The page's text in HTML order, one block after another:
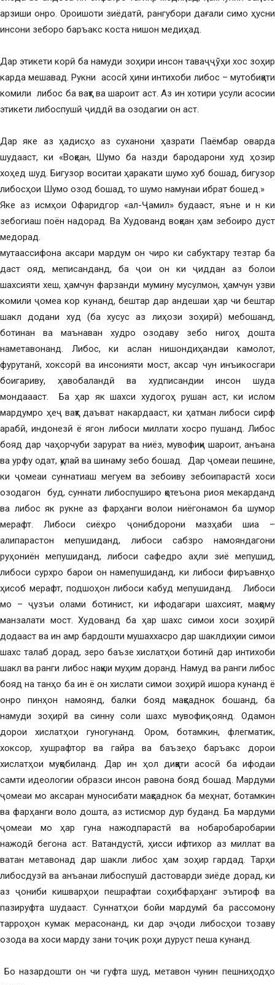
арзиши онро. Ороишоти зиёдатӣ, рангубори дағали симо ҳусни
инсони зеборо баръакс коста нишон медиҳад.
Дар этикети корӣ ба намуди зоҳири инсон таваҷҷўҳи хос зоҳир
карда мешавад. Рукни асосӣ ҳини интихоби либос – мутобиқати
комили либос ба вақт ва шароит аст. Аз ин хотири усули асосии
этикети либоспушӣ ҷиддӣ ва озодагии он аст.
Дар яке аз ҳадисҳо аз суханони ҳазрати Паёмбар оварда
шудааст, ки «Воқеан, Шумо ба назди бародарони худ ҳозир
хоҳед шуд. Бигузор воситаи ҳаракати шумо хуб бошад, бигузор
либосҳои Шумо озод бошад, то шумо намунаи ибрат бошед.»
Яке аз исмҳои Офаридгор «ал-Ҷамил» будааст, яъне и н ки
зебогиаш поён надорад. Ва Худованд воқеан ҳам зебоиро дуст
медорад.
мутаассифона аксари мардум он чиро ки сабуктару тезтар ба
даст ояд, меписанданд, ба ҷои он ки ҷиддан аз болои
шахсияти хеш, ҳамчун фарзанди мумину мусулмон, ҳамчун узви
комили ҷомеа кор кунанд, бештар дар андешаи ҳар чи бештар
шакл додани худ (ба хусус аз лиҳози зоҳирӣ) мебошанд,
ботинан ва маънаван худро озодаву зебо нигоҳ дошта
наметавонанд. Либос, ки аслан нишондиҳандаи камолот,
фурутанӣ, хоксорӣ ва инсонияти мост, аксар чун инъикосгари
боигариву, ҳавобаландӣ ва худписандии инсон шуда
мондаааст. Ба ҳар як шахси худогоҳ рушан аст, ки ислом
мардумро ҳеҷ вақт даъват накардааст, ки ҳатман либоси сирф
арабӣ, индонезӣ ё ягон либоси миллати хосро пушанд. Либос
бояд дар чаҳорчуби зарурат ва ниёз, мувофиқи шароит, анъана
ва урфу одат, қулай ва шинаму зебо бошад. Дар ҷомеаи пешине,
ки ҷомеаи суннатиаш мегуем ва зебоиву зебоипарастӣ хоси
озодагон буд, суннати либоспуширо қотеъона риоя мекарданд
ва либос як рукне аз фарҳанги волои ниёгонамон ба шумор
мерафт. Либоси сиёҳро ҷонибдорони мазҳаби шиа –
алипарастон мепушиданд, либоси сабзро намояндагони
руҳониён мепушиданд, либоси сафедро аҳли зиё мепушид,
либоси сурхро барои он намепушиданд, ки либоси фиръавнҳо
ҳисоб мерафт, подшоҳон либоси кабуд мепушиданд. Либоси
мо – ҷузъи олами ботинист, ки ифодагари шахсият, мақому
манзалати мост. Худованд ба ҳар шахс симои хоси зоҳирӣ
додааст ва ин амр бардошти мушаххасро дар шаклдиҳии симои
шахс талаб дорад, зеро баъзе хислатҳои ботинӣ дар интихоби
шакл ва ранги либос нақши муҳим доранд. Намуд ва ранги либос
бояд на танҳо ба ин ё он хислати симои зоҳирӣ ишора кунанд ё
онро пинҳон намоянд, балки бояд мақсаднок бошанд, ба
намуди зоҳирӣ ва синну соли шахс мувофиқ оянд. Одамон
дорои хислатҳои гуногунанд. Ором, ботамкин, флегматик,
хоксор, хушрафтор ва гайра ва баъзеҳо баръакс дорои
хислатҳои муқобиланд. Дар ин ҳол диққати асосӣ ба ифодаи
самти идеологии образси инсон равона бояд бошад. Мардуми
ҷомеаи мо аксаран муносибати мақсаднок ба меҳнат, ботамкин
ва фарҳанги воло дошта, аз истисмор дур буданд. Ба мардуми
ҷомеаи мо ҳар гуна нажодпарастӣ ва нобаробаробарии
нажодӣ бегона аст. Ватандустӣ, ҳисси ифтихор аз миллат ва
ватан метавонад дар шакли либос ҳам зоҳир гардад. Тарҳи
либосдузӣ ва анъанаи либоспушӣ дастоварди зиёде дорад, ки
аз ҷониби кишварҳои пешрафтаи соҳибфарҳанг эътироф ва
пазируфта шудааст. Суннатҳои бойи мардумӣ ба рассомону
тарроҳон кумак мерасонанд, ки дар эҷоди либосҳои тозаву
озода ва хоси марду зани тоҷик роҳи дуруст пеша кунанд.
Бо назардошти он чи гуфта шуд, метавон чунин пешниҳодҳо